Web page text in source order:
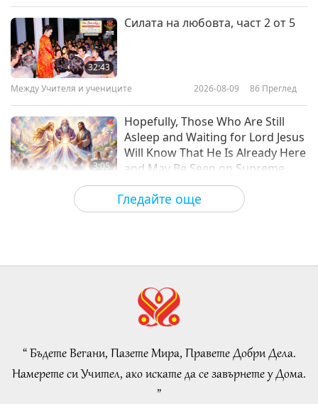
15:38
Гледайте още
32:43
Силата на любовта, част 2 от 5
Между Учителя и учениците 2026-08-09 86 Преглед
3:05
Hopefully, Those Who Are Still
Asleep and Waiting for Lord Jesus
Will Know That He Is Already Here
and May Be Seen on Supreme
Master Television
Важните Новини 2026-08-08
3:40
4:58
VEG TREND NEWS FROM
June 2026 - Part 2 of 2
2026-08-08 Преглед
“ Бъдете Вегани, Пазете Мира, Правете Добри Дела.
Намерете си Учител, ако искате да се завърнете у Дома.
”